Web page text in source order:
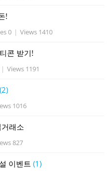
!
0 | Views 1410
콘 받기!
| Views 1191
(2)
1016
래소
827
이벤트(1)